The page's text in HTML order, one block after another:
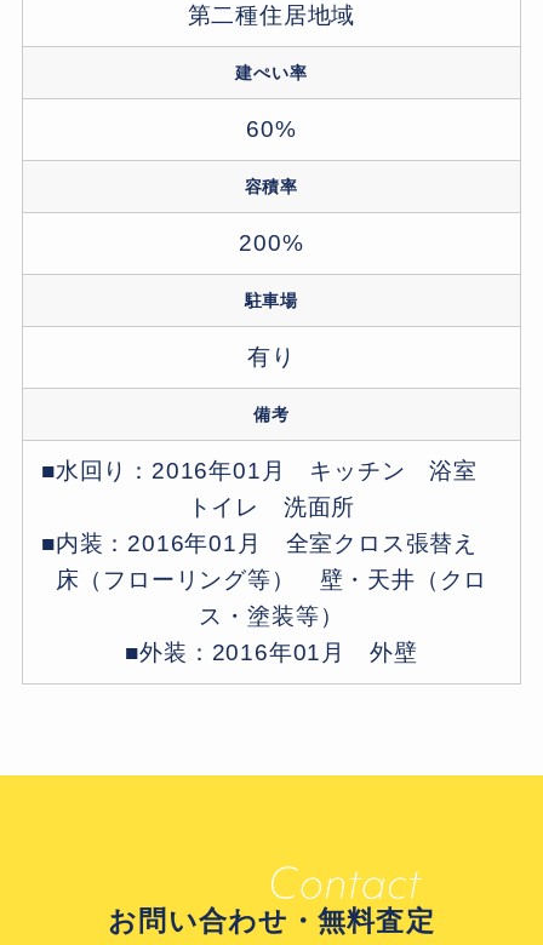
第二種住居地域
建ぺい率
60%
容積率
200%
駐車場
有り
備考
■水回り：2016年01月 キッチン 浴室
トイレ 洗面所
■内装：2016年01月 全室クロス張替え
床（フローリング等） 壁・天井（クロ
ス・塗装等）
■外装：2016年01月 外壁
お問い合わせ・無料査定